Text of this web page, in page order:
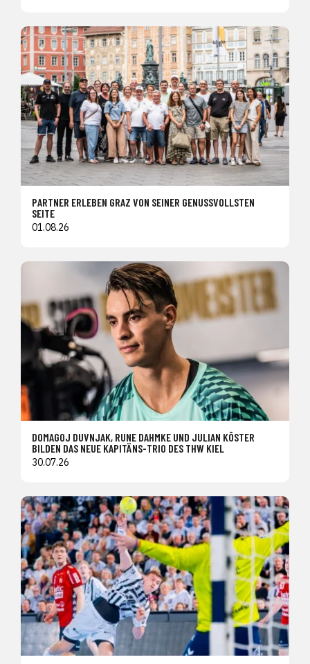
PARTNER ERLEBEN GRAZ VON SEINER GENUSSVOLLSTEN
SEITE
01.08.26
DOMAGOJ DUVNJAK, RUNE DAHMKE UND JULIAN KÖSTER
BILDEN DAS NEUE KAPITÄNS-TRIO DES THW KIEL
30.07.26